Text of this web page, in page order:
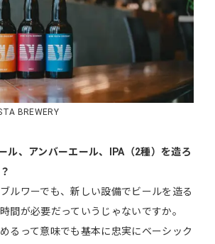
BREWERY
ル、アンバーエール、IPA（2種）を造ろ
ルワーでも、新しい設備でビールを造る
間が必要だっていうじゃないですか。
るって意味でも基本に忠実にベーシック